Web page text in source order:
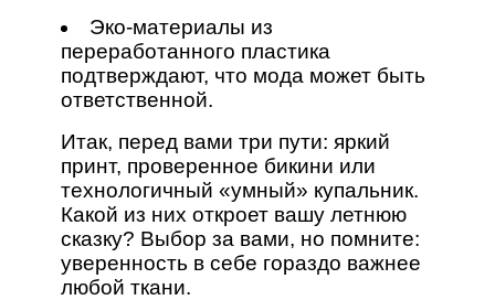
Эко‑материалы из
переработанного пластика
подтверждают, что мода может быть
ответственной.
Итак, перед вами три пути: яркий
принт, проверенное бикини или
технологичный «умный» купальник.
Какой из них откроет вашу летнюю
сказку? Выбор за вами, но помните:
уверенность в себе гораздо важнее
любой ткани.